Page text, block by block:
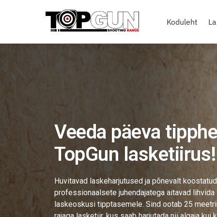
Koduleht
Veeda päeva
TopGun lasketiirus!
Huvitavad laskeharjutused ja põnevalt
professionaalsete juhendajatega aitavad lihvida
laskeoskusi tipptasemele. Sind ootab 25